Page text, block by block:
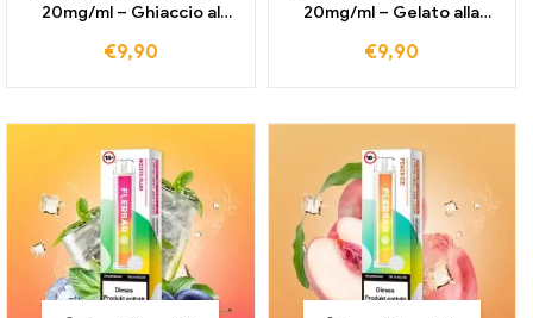
20mg/ml – Ghiaccio al
€9,90
20mg/ml – Gelato alla
€9,90